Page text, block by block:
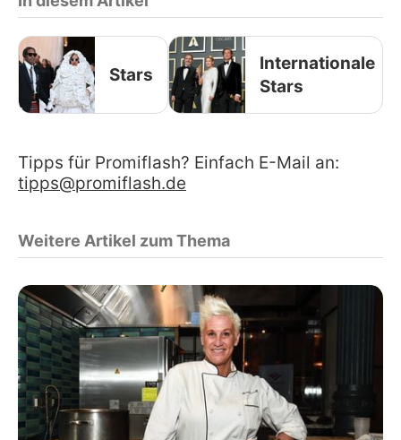
Stars
Internationale
Stars
Tipps für Promiflash? Einfach E-Mail an:
tipps@promiflash.de
Weitere Artikel zum Thema